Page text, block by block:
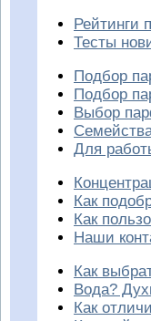
Рейтинги
Тесты
Подбор
Подбор
Выбор
Для
Как
Как
Наши
Как
Вода?
Как